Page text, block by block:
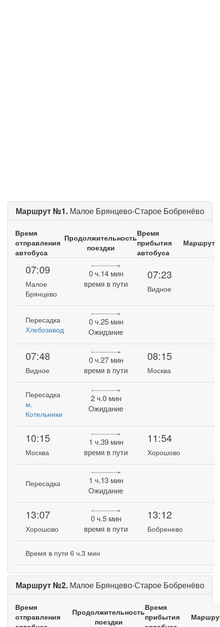
Маршрут №1. Малое Брянцево-Старое Бобренёво
Время
отправления
автобуса
Продолжительность
поездки
Время
прибытия
автобуса
Маршрут
07:09
Малое
Брянцево
0 ч.14 мин
время в пути
07:23
Видное
Пересадка
Хлебозавод
0 ч.25 мин
Ожидание
07:48
Видное
0 ч.27 мин
время в пути
08:15
Москва
Пересадка
м.
Котельники
2 ч.0 мин
Ожидание
10:15
Москва
1 ч.39 мин
время в пути
11:54
Хорошово
Пересадка
1 ч.13 мин
Ожидание
13:07
Хорошово
0 ч.5 мин
время в пути
13:12
Бобренево
Время в пути 6 ч.3 мин
Маршрут №2. Малое Брянцево-Старое Бобренёво
Время
отправления
Продолжительность
поездки
Время
прибытия